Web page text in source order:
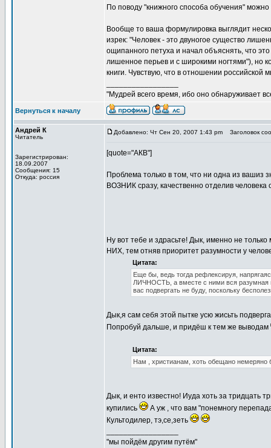
По поводу "книжного способа обучения"
Вообще то ваша формулировка выглядит
изрек: "Человек - это двуногое существо
ощипанного петуха и начал объяснять, что
лишенное перьев и с широкими ногтями"), но
книги. Чувствую, что в отношении российской
"Мудрей всего время, ибо оно обнаруживает
Вернуться к началу
Андрей К
Читатель
Зарегистрирован:
18.09.2007
Сообщения: 15
Откуда: россия
Добавлено: Чт Сен 20, 2007 1:43 pm Заголовок
[quote="АКВ"]
Проблема только в том, что ни одна из
ВОЗНИК сразу, качественно отделив человека
Ну вот тебе и здрасьте! Дык, именно не
НИХ, тем отняв приоритет разумности у
Цитата:
Еще бы, ведь тогда рефлексируя,
ЛИЧНОСТЬ, а вместе с ними вся разумная
вас подвергать не буду, поскольку
Дык,я сам себя этой пытке усю жисьть
Попробуй дальше, и придёш к тем же выводам
Цитата:
Нам , христианам, хоть обещано немеряно
Дык, и енто известно! Иуда хоть за тридцать
купились
А уж , что вам "понемногу
Культодилер, тэ,се,зеть
"мы пойдём другим путём"